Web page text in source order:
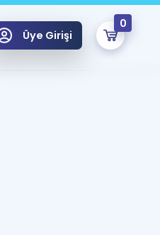
Üye Girişi
0
onlarca eğitim seni bekliyor!